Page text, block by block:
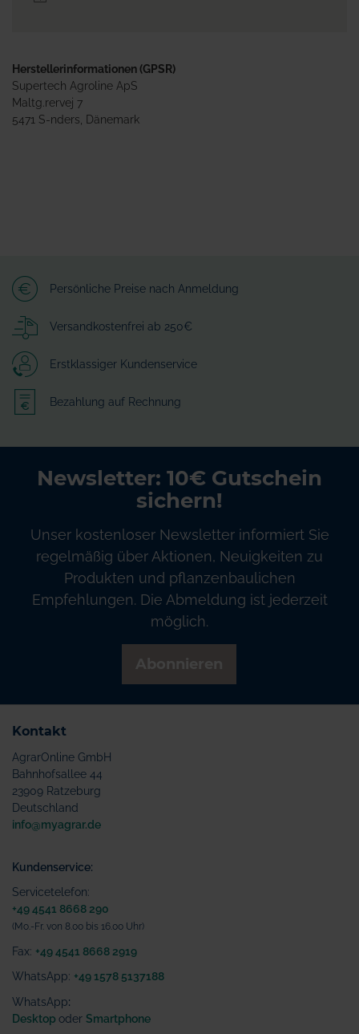
Herstellerinformationen (GPSR)
Supertech Agroline ApS
Maltg.rervej 7
5471 S-nders, Dänemark
Persönliche Preise nach Anmeldung
Versandkostenfrei ab 250€
Erstklassiger Kundenservice
Bezahlung auf Rechnung
Newsletter: 10€ Gutschein
sichern!
Unser kostenloser Newsletter informiert Sie
regelmäßig über Aktionen, Neuigkeiten zu
Produkten und pflanzenbaulichen
Empfehlungen. Die Abmeldung ist jederzeit
möglich.
Kontakt
AgrarOnline GmbH
Bahnhofsallee 44
23909 Ratzeburg
Deutschland
info@myagrar.de
Kundenservice:
Servicetelefon:
+49 4541 8668 290
(Mo.-Fr. von 8.00 bis 16.00 Uhr)
Fax: +49 4541 8668 2919
WhatsApp: +49 1578 5137188
WhatsApp:
Desktop oder Smartphone